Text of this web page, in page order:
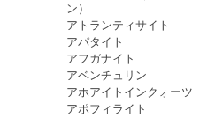
ン）
アトランティサイト
アパタイト
アフガナイト
アベンチュリン
アホアイトインクォーツ
アポフィライト